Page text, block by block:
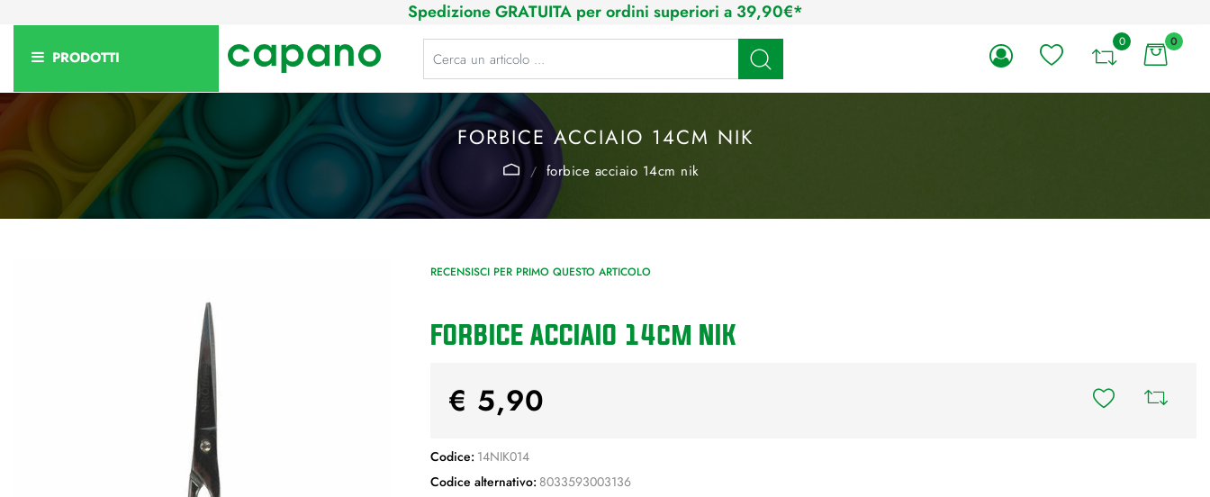
Spedizione GRATUITA per ordini superiori a 39,90€*
PRODOTTI
La modifica di un filtro aggiorna automaticamente gli altri filtri disponibili. 0 0
FORBICE ACCIAIO 14CM NIK
forbice acciaio 14cm nik
RECENSISCI PER PRIMO QUESTO ARTICOLO
FORBICE ACCIAIO 14cm NIK
€ 5,90
Codice: 14NIK014
Codice alternativo: 8033593003136